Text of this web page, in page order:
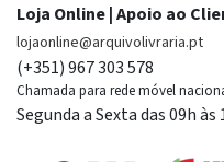
Loja Online | Apoio ao
lojaonline@arquivolivraria.pt
(+351) 967 303 578
Chamada para rede móvel
Segunda a Sexta das 09h às